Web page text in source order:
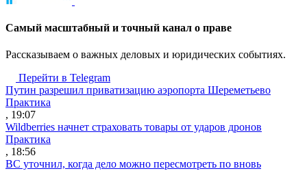
Cамый масштабный и точный канал о праве
Рассказываем о важных деловых и юридических событиях.
Перейти в Telegram
Путин разрешил приватизацию аэропорта Шереметьево
Практика
, 19:07
Wildberries начнет страховать товары от ударов дронов
Практика
, 18:56
ВС уточнил, когда дело можно пересмотреть по вновь